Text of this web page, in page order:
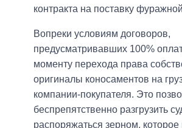
контракта на поставку
Вопреки условиям договоров,
предусматривавших 100%
моменту перехода права
оригиналы коносаментов на
компании-покупателя. Это
беспрепятственно разгрузить
распоряжаться зерном,